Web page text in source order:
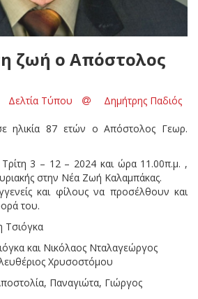
ζωή ο Απόστολος
Δελτία Τύπου Δημήτρης Παδιός
ηλικία 87 ετών ο Απόστολος Γεωρ.
Τρίτη 3 – 12 – 2024 και ώρα 11.00π.μ. ,
στην Νέα Ζωή Καλαμπάκας.
και φίλους να προσέλθουν και
του.
Τσιόγκα
και Νικόλαος Νταλαγεώργος
Χρυσοστόμου
Παναγιώτα, Γιώργος